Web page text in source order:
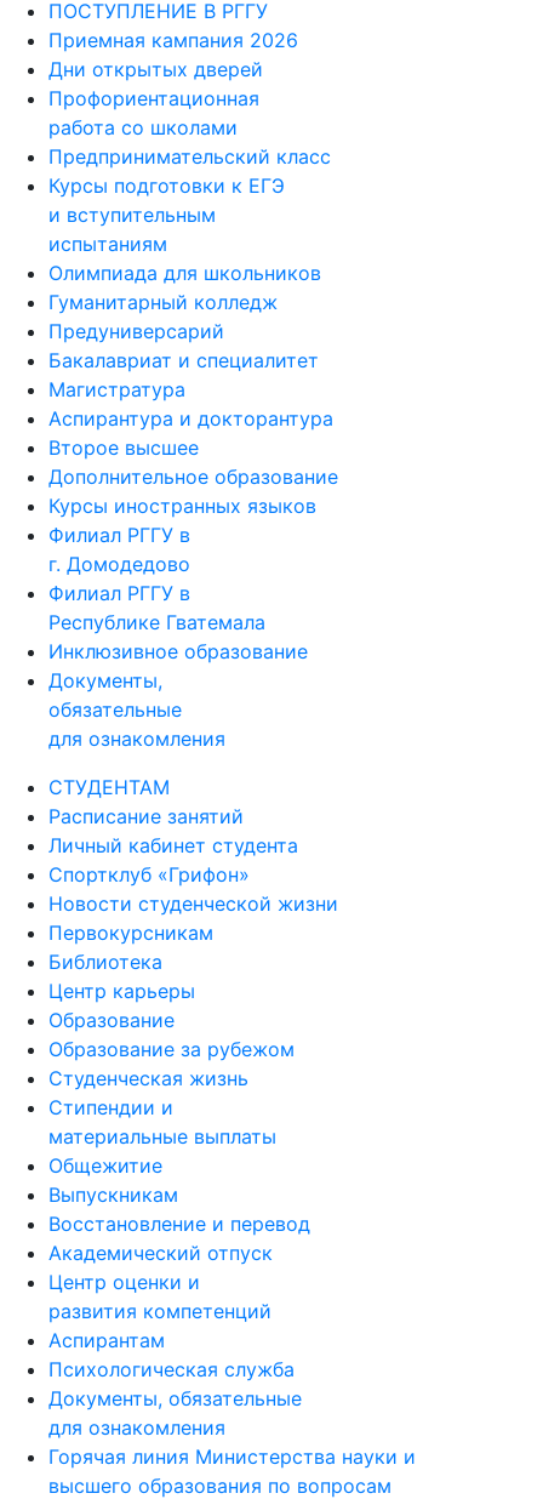
ПОСТУПЛЕНИЕ В РГГУ
Приемная кампания 2026
Дни открытых дверей
Профориентационная
работа со школами
Предпринимательский класс
Курсы подготовки к ЕГЭ
и вступительным
испытаниям
Олимпиада для школьников
Гуманитарный колледж
Предуниверсарий
Бакалавриат и специалитет
Магистратура
Аспирантура и докторантура
Второе высшее
Дополнительное образование
Курсы иностранных языков
Филиал РГГУ в
г. Домодедово
Филиал РГГУ в
Республике Гватемала
Инклюзивное образование
Документы,
обязательные
для ознакомления
СТУДЕНТАМ
Расписание занятий
Личный кабинет студента
Спортклуб «Грифон»
Новости студенческой жизни
Первокурсникам
Библиотека
Центр карьеры
Образование
Образование за рубежом
Студенческая жизнь
Стипендии и
материальные выплаты
Общежитие
Выпускникам
Восстановление и перевод
Академический отпуск
Центр оценки и
развития компетенций
Аспирантам
Психологическая служба
Документы, обязательные
для ознакомления
Горячая линия Министерства науки и
высшего образования по вопросам